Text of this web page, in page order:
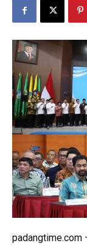
padangtime.com